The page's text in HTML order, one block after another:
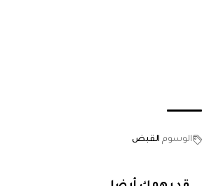
الوسوم القبض